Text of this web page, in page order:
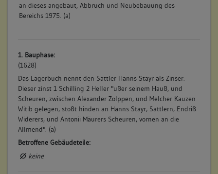
an dieses angebaut, Abbruch und Neubebauung des
Bereichs 1975. (a)
1. Bauphase:
(1628)
Das Lagerbuch nennt den Sattler Hanns Stayr als Zinser.
Dieser zinst 1 Schilling 2 Heller "ußer seinem Hauß, und
Scheuren, zwischen Alexander Zolppen, und Melcher Kauzen
Witib gelegen, stoßt hinden an Hanns Stayr, Sattlern, Endriß
Widerers, und Antonii Mäurers Scheuren, vornen an die
Allmend". (a)
Betroffene Gebäudeteile:
keine